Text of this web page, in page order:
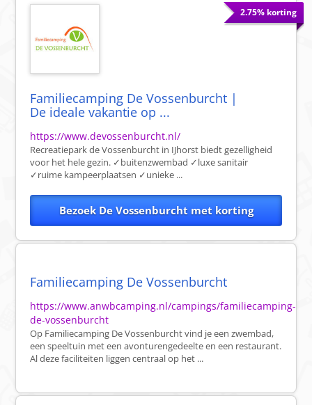
2.75% korting
Familiecamping De Vossenburcht |
De ideale vakantie op ...
https://www.devossenburcht.nl/
Recreatiepark de Vossenburcht in IJhorst biedt gezelligheid
voor het hele gezin. ✓buitenzwembad ✓luxe sanitair
✓ruime kampeerplaatsen ✓unieke ...
Bezoek De Vossenburcht met korting
Familiecamping De Vossenburcht
https://www.anwbcamping.nl/campings/familiecamping-
de-vossenburcht
Op Familiecamping De Vossenburcht vind je een zwembad,
een speeltuin met een avonturengedeelte en een restaurant.
Al deze faciliteiten liggen centraal op het ...